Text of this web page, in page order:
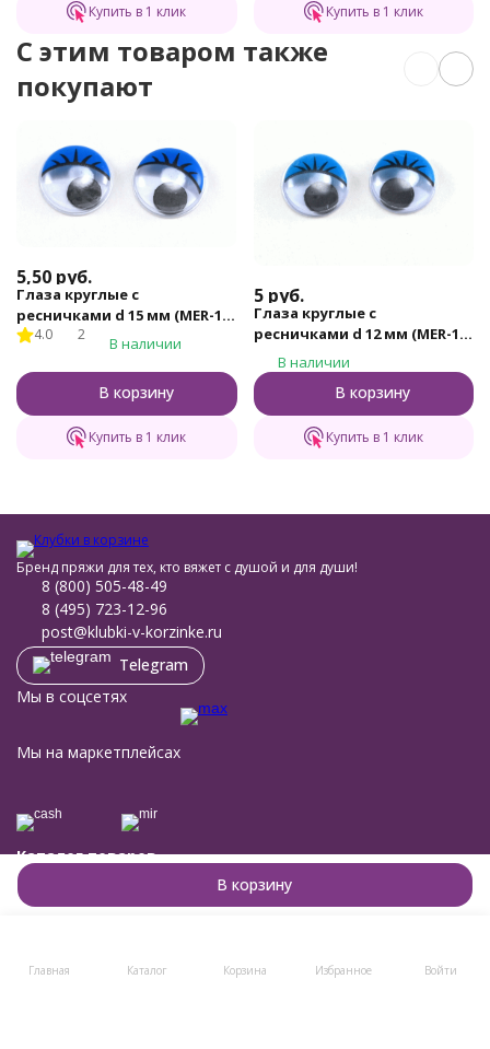
В корзину
Купить в 1 клик Купить в 1 клик
C этим товаром также
покупают
5,50 руб.
Глаза круглые с
ресничками d 15 мм (MER-15
- синие)
4.0 2 В наличии
В корзину
Купить в 1 клик
5 руб.
Глаза круглые с
ресничками d 12 мм (MER-12
- синие)
В наличии
В корзину
Купить в 1 клик
Главная Каталог Корзина Избранное Войти
Бренд пряжи для тех, кто вяжет с душой и для души!
8 (800) 505-48-49
8 (495) 723-12-96
post@klubki-v-korzinke.ru
Telegram
Мы в соцсетях
Мы на маркетплейсах
Каталог товаров
Помощь
Информация
Разработано в
bodysite.ru